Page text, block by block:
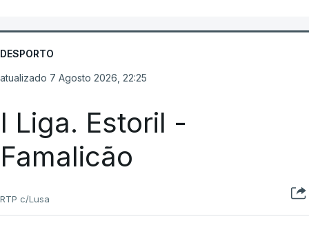
DESPORTO
atualizado 7 Agosto 2026, 22:25
I Liga. Estoril -
Famalicão
RTP c/Lusa